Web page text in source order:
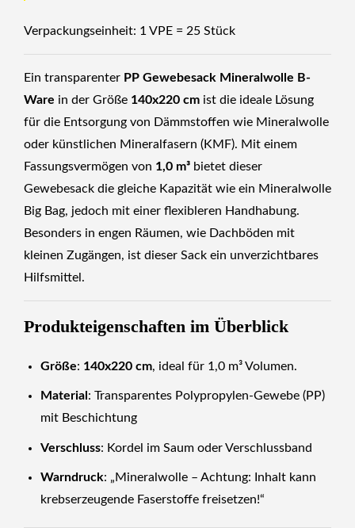
Verpackungseinheit: 1 VPE = 25 Stück
Ein transparenter PP Gewebesack Mineralwolle B-
Ware in der Größe 140x220 cm ist die ideale Lösung
für die Entsorgung von Dämmstoffen wie Mineralwolle
oder künstlichen Mineralfasern (KMF). Mit einem
Fassungsvermögen von 1,0 m³ bietet dieser
Gewebesack die gleiche Kapazität wie ein Mineralwolle
Big Bag, jedoch mit einer flexibleren Handhabung.
Besonders in engen Räumen, wie Dachböden mit
kleinen Zugängen, ist dieser Sack ein unverzichtbares
Hilfsmittel.
Produkteigenschaften im Überblick
Größe: 140x220 cm, ideal für 1,0 m³ Volumen.
Material : Transparentes Polypropylen-Gewebe (PP)
mit Beschichtung
Verschluss: Kordel im Saum oder Verschlussband
Warndruck: „Mineralwolle – Achtung: Inhalt kann
krebserzeugende Faserstoffe freisetzen!“